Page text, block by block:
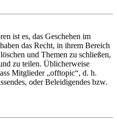
ist es, das Geschehen im
das Recht, in ihrem Bereich
und Themen zu schließen,
zu teilen. Üblicherweise
Mitglieder „offtopic“, d. h.
oder Beleidigendes bzw.